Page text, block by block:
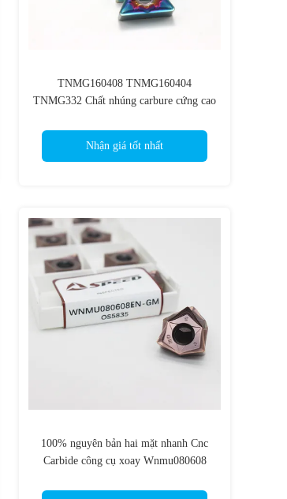
TNMG160408 TNMG160404
TNMG332 Chất nhúng carbure cứng cao
Nhận giá tốt nhất
100% nguyên bản hai mặt nhanh Cnc
Carbide công cụ xoay Wnmu080608